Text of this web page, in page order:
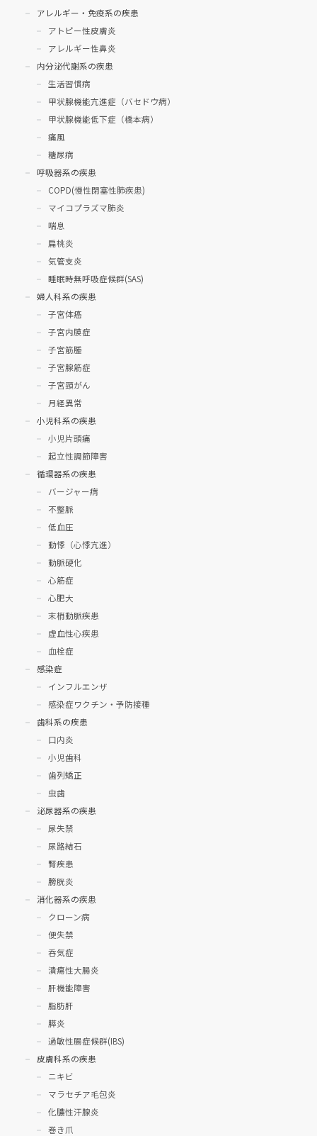
アレルギー・免疫系の疾患
アトピー性皮膚炎
アレルギー性鼻炎
内分泌代謝系の疾患
生活習慣病
甲状腺機能亢進症（バセドウ病）
甲状腺機能低下症（橋本病）
痛風
糖尿病
呼吸器系の疾患
COPD(慢性閉塞性肺疾患)
マイコプラズマ肺炎
喘息
扁桃炎
気管支炎
睡眠時無呼吸症候群(SAS)
婦人科系の疾患
子宮体癌
子宮内膜症
子宮筋腫
子宮腺筋症
子宮頸がん
月経異常
小児科系の疾患
小児片頭痛
起立性調節障害
循環器系の疾患
バージャー病
不整脈
低血圧
動悸（心悸亢進）
動脈硬化
心筋症
心肥大
末梢動脈疾患
虚血性心疾患
血栓症
感染症
インフルエンザ
感染症ワクチン・予防接種
歯科系の疾患
口内炎
小児歯科
歯列矯正
虫歯
泌尿器系の疾患
尿失禁
尿路結石
腎疾患
膀胱炎
消化器系の疾患
クローン病
便失禁
呑気症
潰瘍性大腸炎
肝機能障害
脂肪肝
膵炎
過敏性腸症候群(IBS)
皮膚科系の疾患
ニキビ
マラセチア毛包炎
化膿性汗腺炎
巻き爪